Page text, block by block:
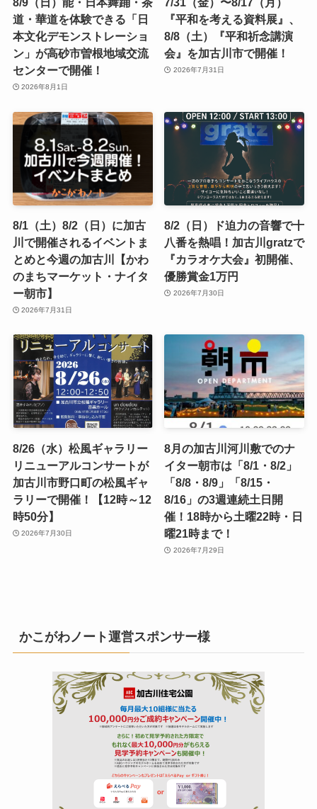
道・華道を体験できる「日
本文化デモンストレーショ
ン」が高砂市曽根地域交流
センターで開催！
2026年8月1日
『平和を考える資料展』、
8/8（土）『平和祈念講演
会』を加古川市で開催！
2026年7月31日
8/1（土）8/2（日）に加古
川で開催されるイベントま
とめと今週の加古川【かわ
のまちマーケット・ナイタ
ー朝市】
2026年7月31日
8/2（日）ド迫力の音響で十
八番を熱唱！加古川gratzで
『カラオケ大会』初開催、
優勝賞金1万円
2026年7月30日
8/26（水）松風ギャラリー
リニューアルコンサートが
加古川市野口町の松風ギャ
ラリーで開催！【12時～12
時50分】
2026年7月30日
8月の加古川河川敷でのナ
イター朝市は「8/1・8/2」
「8/8・8/9」「8/15・
8/16」の3週連続土日開
催！18時から土曜22時・日
曜21時まで！
2026年7月29日
かこがわノート運営スポンサー様